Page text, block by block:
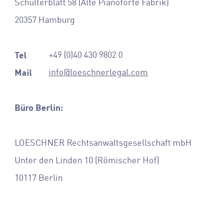
Schulterblatt 58 (Alte Pianoforte Fabrik)
20357 Hamburg
Tel
+49 (0)40 430 9802 0
Mail
info@loeschnerlegal.com
Büro Berlin:
LOESCHNER Rechtsanwaltsgesellschaft mbH
Unter den Linden 10 (Römischer Hof)
10117 Berlin